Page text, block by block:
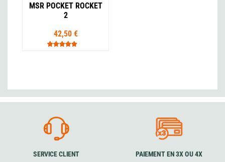
MSR POCKET ROCKET
2
42,50 €
SERVICE CLIENT PAIEMENT EN 3X OU 4X